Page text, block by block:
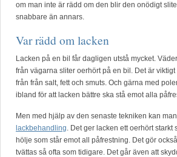
om man inte är rädd om den blir den onödigt
snabbare än annars.
Var rädd om lacken
Lacken på en bil får dagligen utstå mycket.
från vägarna sliter oerhört på en bil. Det är viktigt
från från salt, fett och smuts. Och gärna med
ibland för att lacken bättre ska stå emot alla
Men med hjälp av den senaste tekniken kan
lackbehandling. Det ger lacken ett oerhört starkt
hölje som står emot all påfrestning. Det gör
tvättas så ofta som tidigare. Det går även att